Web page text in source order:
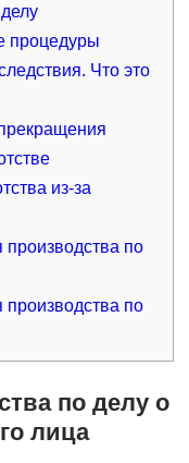
процедуры
Что это
из-за
по
по
по делу о
лица